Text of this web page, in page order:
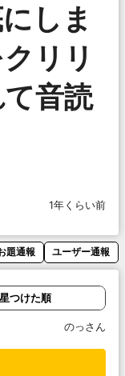
しま
リリ
音読
1年くらい前
題通報 ユーザー通報
星つけた順
のっさん